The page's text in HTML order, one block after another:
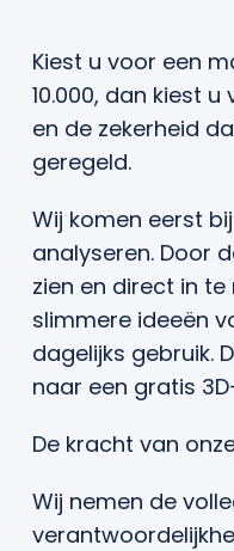
Kiest u voor een
10.000, dan kiest
en de zekerheid
geregeld.
Wij komen eerst
analyseren. Door
zien en direct in
slimmere ideeën
dagelijks gebruik.
naar een gratis
De kracht van
Wij nemen de